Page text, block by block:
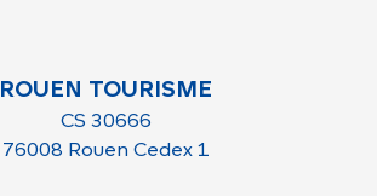
ROUEN TOURISME
CS 30666
76008 Rouen Cedex 1